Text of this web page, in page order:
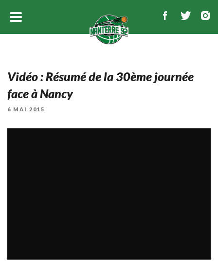
Vidéo : Résumé de la 30ème journée
face à Nancy
PUBLIÉ
6 MAI 2015